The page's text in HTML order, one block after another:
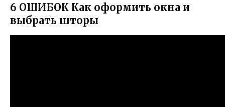
6 ОШИБОК Как оформить окна и
выбрать шторы